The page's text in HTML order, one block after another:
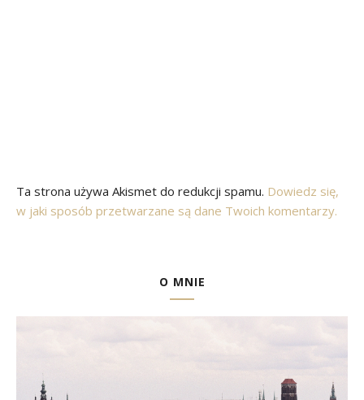
Ta strona używa Akismet do redukcji spamu. Dowiedz się,
w jaki sposób przetwarzane są dane Twoich komentarzy.
O MNIE